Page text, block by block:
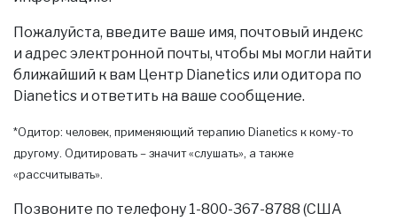
Пожалуйста, введите ваше имя, почтовый индекс
и адрес электронной почты, чтобы мы могли найти
ближайший к вам Центр Dianetics или одитора по
Dianetics и ответить на ваше сообщение.
*Одитор: человек, применяющий терапию Dianetics к кому-то
другому. Одитировать – значит «слушать», а также
«рассчитывать».
Позвоните по телефону 1-800-367-8788 (США